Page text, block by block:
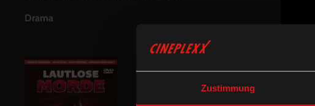
Zustimmung
Drama